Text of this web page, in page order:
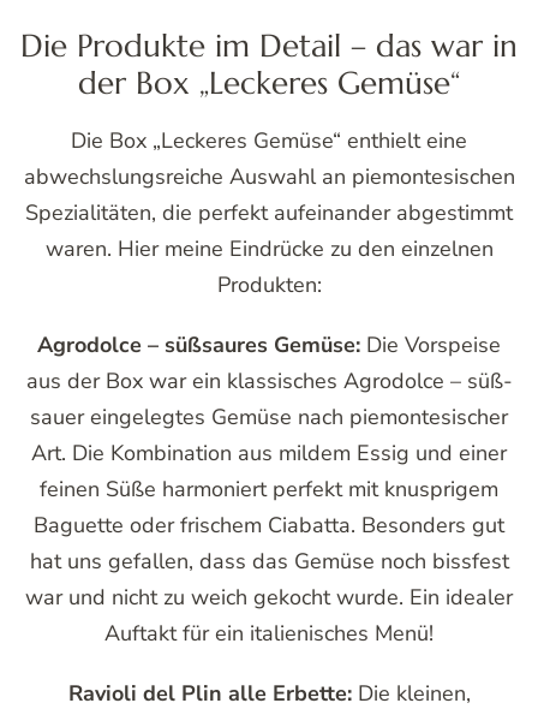
Die Produkte im Detail – das war in
der Box „Leckeres Gemüse“
Die Box „Leckeres Gemüse“ enthielt eine
abwechslungsreiche Auswahl an piemontesischen
Spezialitäten, die perfekt aufeinander abgestimmt
waren. Hier meine Eindrücke zu den einzelnen
Produkten:
Agrodolce – süßsaures Gemüse: Die Vorspeise
aus der Box war ein klassisches Agrodolce – süß-
sauer eingelegtes Gemüse nach piemontesischer
Art. Die Kombination aus mildem Essig und einer
feinen Süße harmoniert perfekt mit knusprigem
Baguette oder frischem Ciabatta. Besonders gut
hat uns gefallen, dass das Gemüse noch bissfest
war und nicht zu weich gekocht wurde. Ein idealer
Auftakt für ein italienisches Menü!
Ravioli del Plin alle Erbette:Die kleinen,